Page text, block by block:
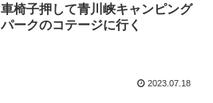
車椅子押して青川峡キャンピング
パークのコテージに行く
2023.07.18